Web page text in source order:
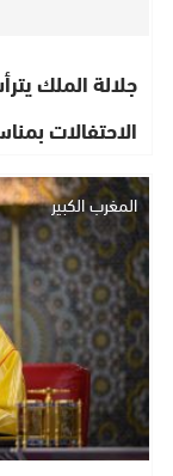
جلالة الملك
الاحتفالات
المغرب الكبير